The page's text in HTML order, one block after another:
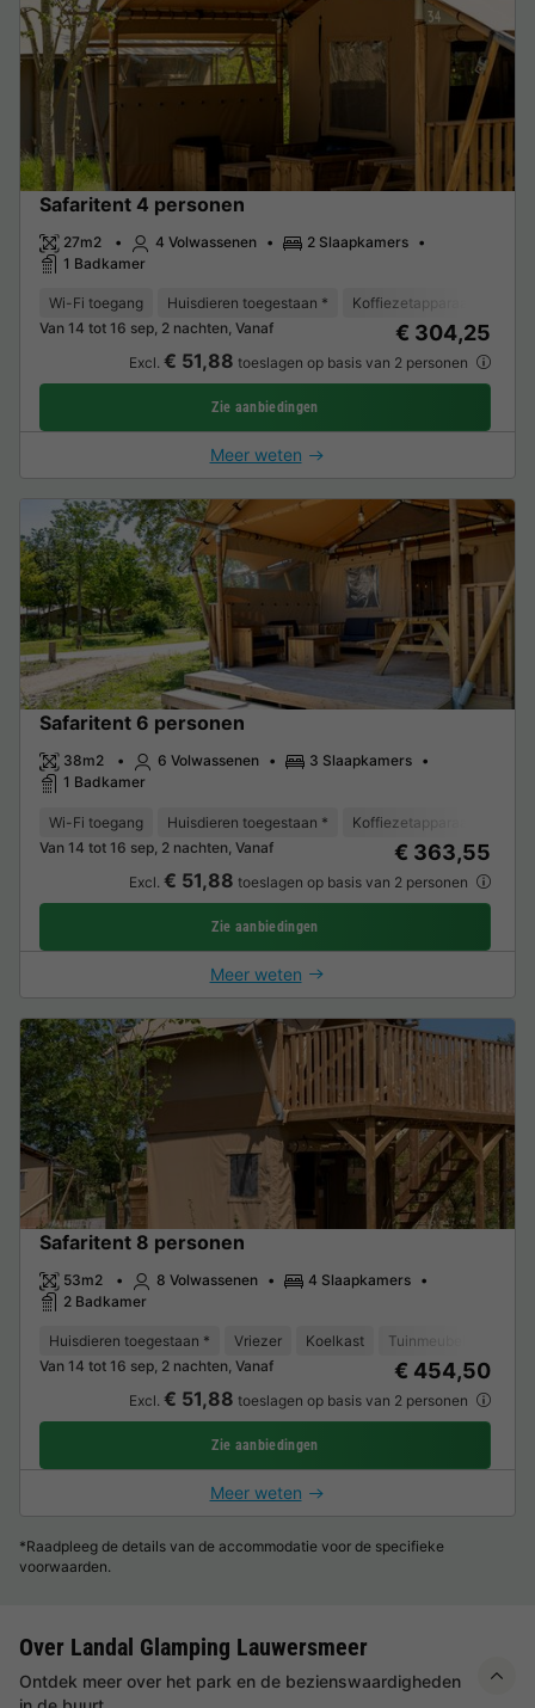
Safaritent 4 personen
27m2 4 Volwassenen
2 Slaapkamers
1 Badkamer
Wi-Fi toegang Huisdieren toegestaan * Koffiezetapparaat
Van 14 tot 16 sep, 2 nachten, Vanaf
€ 304,25
Excl. € 51,88 toeslagen op basis van 2 personen
Zie aanbiedingen
Meer weten
Safaritent 6 personen
38m2 6 Volwassenen
3 Slaapkamers
1 Badkamer
Wi-Fi toegang Huisdieren toegestaan * Koffiezetapparaat
Van 14 tot 16 sep, 2 nachten, Vanaf
€ 363,55
Excl. € 51,88 toeslagen op basis van 2 personen
Zie aanbiedingen
Meer weten
Safaritent 8 personen
53m2 8 Volwassenen
4 Slaapkamers
2 Badkamer
Huisdieren toegestaan * Vriezer Koelkast Tuinmeubelen
Van 14 tot 16 sep, 2 nachten, Vanaf
€ 454,50
Excl. € 51,88 toeslagen op basis van 2 personen
Zie aanbiedingen
Meer weten
*Raadpleeg de details van de accommodatie voor de specifieke
voorwaarden.
Over Landal Glamping Lauwersmeer
Ontdek meer over het park en de bezienswaardigheden